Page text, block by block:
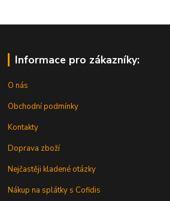
Informace pro zákazníky:
O nás
Obchodní podmínky
Kontakty
Doprava zboží
Nejčastěji kladené otázky
Nákup na splátky s Cofidis